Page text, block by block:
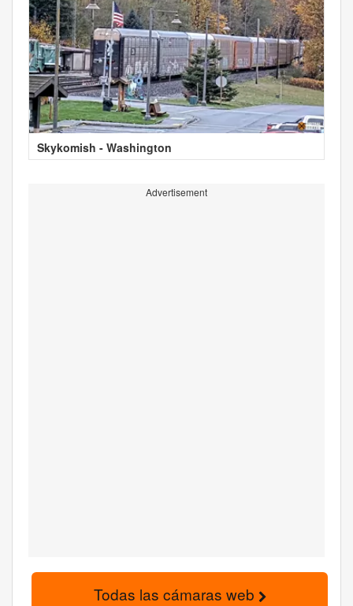
Skykomish - Washington
Advertisement
Todas las cámaras web